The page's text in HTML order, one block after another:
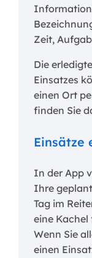
Zeit,
Die
Einsatzes
einen Ort
finden Sie
Einsätze
In der App
Ihre
Tag im
eine Kachel
Wenn Sie
einen